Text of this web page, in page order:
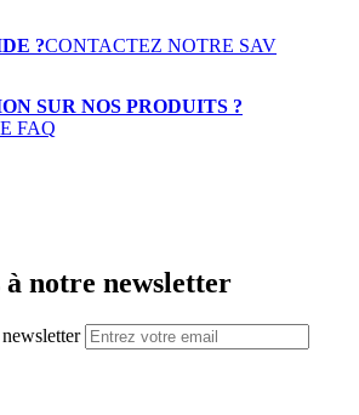
?CONTACTEZ NOTRE SAV
SUR NOS PRODUITS ?
FAQ
à notre newsletter